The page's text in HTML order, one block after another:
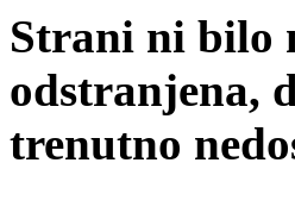
Strani ni bilo
odstranjena,
trenutno